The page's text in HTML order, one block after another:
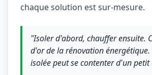
chaque solution est sur-mesure.
"Isoler d'abord, chauffer ensuite.
d'or de la rénovation
isolée peut se contenter d'un